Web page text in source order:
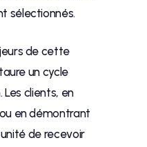
sélectionnés.
de cette
un cycle
clients, en
en démontrant
de recevoir